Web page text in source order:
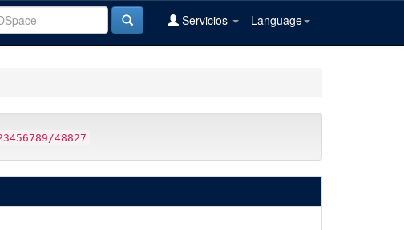
Language
Servicios
48827